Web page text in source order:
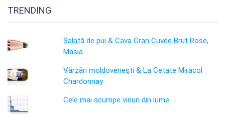
TRENDING
Salată de pui & Cava Gran Cuvée Brut Rosé,
Masia
Vărzări moldoveneşti & La Cetate Miracol
Chardonnay
Cele mai scumpe vinuri din lume